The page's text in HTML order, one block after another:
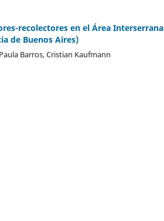
recolectores en el Área
de Buenos Aires)
Barros, Cristian Kaufmann